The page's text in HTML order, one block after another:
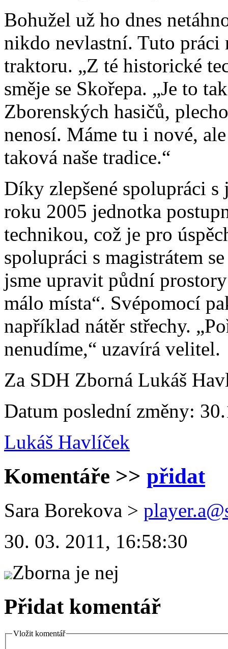
Bohužel už ho dnes
nikdo nevlastní. Tuto práci
traktoru. „Z té historické
směje se Skořepa. „Je to
Zborenských hasičů,
nenosí. Máme tu i nové,
taková naše tradice.“
Díky zlepšené spolupráci
roku 2005 jednotka
technikou, což je pro
spolupráci s magistrátem
jsme upravit půdní
málo místa“. Svépomocí
například nátěr střechy.
nenudíme,“ uzavírá velitel.
Za SDH Zborná Lukáš
Datum poslední změny:
Lukáš Havlíček
Komentáře >> přidat
Sara Borekova >
30. 03. 2011, 16:58:30
Zborna je nej
Přidat komentář
Vložit komentář